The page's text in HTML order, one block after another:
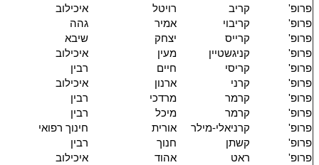
פרופ'
קריב רויטל
איכילוב
פרופ'
קריבוי אמיר
גהה
פרופ'
קרייס יצחק
שיבא
פרופ'
קניגשטיין מעין
איכילוב
פרופ'
קריסי חיים
רבין
פרופ'
קרני ארנון
איכילוב
פרופ'
קרמר מרדכי
רבין
פרופ'
קרמר מיכל
רבין
פרופ'
קרניאלי-מילר אורית
חינוך רפואי
פרופ'
קשתן חנוך
רבין
פרופ'
ראט אהוד
איכילוב